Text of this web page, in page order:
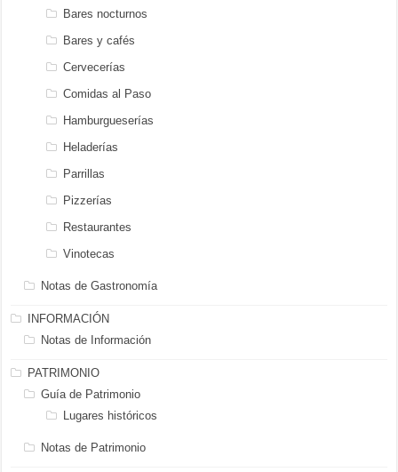
Bares nocturnos
Bares y cafés
Cervecerías
Comidas al Paso
Hamburgueserías
Heladerías
Parrillas
Pizzerías
Restaurantes
Vinotecas
Notas de Gastronomía
INFORMACIÓN
Notas de Información
PATRIMONIO
Guía de Patrimonio
Lugares históricos
Notas de Patrimonio